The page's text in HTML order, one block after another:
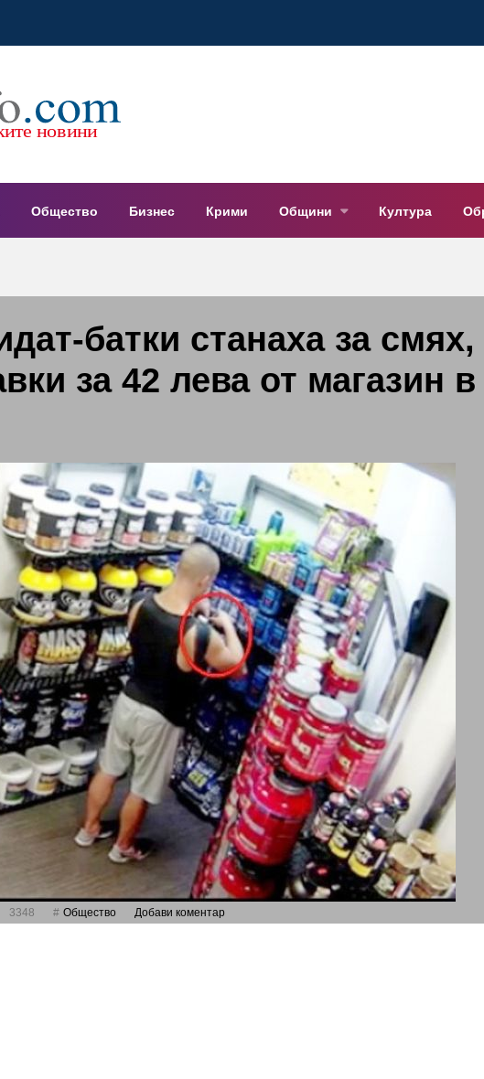
Общество Бизнес Крими Общини Култура
батки станаха за смях,
за 42 лева от магазин в
3348 Общество Добави коментар